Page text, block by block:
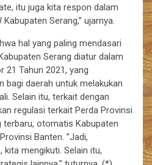
itu juga kita respon dalam
Serang,” ujarnya.
hal yang paling mendasari
Serang diatur dalam
21 Tahun 2021, yang
bagi daerah untuk melakukan
Selain itu, terkait dengan
regulasi terkait Perda Provinsi
terbaru, otomatis Kabupaten
Banten. ”Jadi,
kita mengikuti. Selain itu,